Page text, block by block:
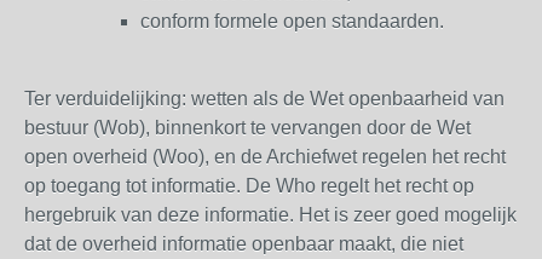
conform formele open standaarden.
Ter verduidelijking: wetten als de Wet openbaarheid van
bestuur (Wob), binnenkort te vervangen door de Wet
open overheid (Woo), en de Archiefwet regelen het recht
op toegang tot informatie. De Who regelt het recht op
hergebruik van deze informatie. Het is zeer goed mogelijk
dat de overheid informatie openbaar maakt, die niet